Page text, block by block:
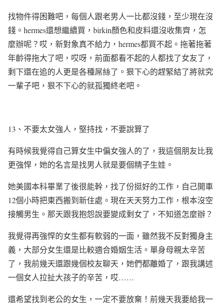
找物件得困難吧，每個人跟老男人一比都沒錢，至少現在沒
錢。 hermes還想繼續買， birkin顏色和皮料還沒收集齊，怎
麼辦呢？哎，新對象真不給力， hermes都買不起。拖著拖著
年齡得拖大了吧，哎呀，前面都看不起的人都找了女友了，
剩下還在追的人更是各種屌絲了。狠下心的趕緊結了將就究
一輩子吧，狠不下心的就孤獨終老吧。
13 、不要太女強人，堅持找，不要說算了
有時候我覺得自己算女生中偏女強人的了，我這個朋友比我
更強悍，她的名言是找男人就是要個精子生娃。
她美國本科畢業了後很能幹，找了份挺好的工作，自己開車
12個小時把東西搬到新住處。現在天天努力工作，根本沒空
接觸男生。那天跟我抱怨說要變成剩女了，不知道怎麼辦？
我覺得再強悍的女生都有軟弱的一面，雖然我不反對獨身主
義，大部分女生還是比較適合婚姻生活。單身母親太辛苦
了，我前幾天還跟幾個校友聊天，她們都離婚了，跟我講述
一個女人拉扯大孩子的辛苦，哎……
還希望找到老公的女生，一定不要放棄！前幾天我要給我一